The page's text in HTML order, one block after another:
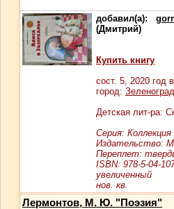
добавил(а):
(Дмитрий)
Купить книгу
сост. 5, 2020 год
город: Зеленоград
Детская лит-ра:
Серия: Коллекция
Издательство:
Переплет:
ISBN: 978-5-04-
увеличенный
нов. кв.
Лермонтов, М. Ю. "Поэзия"